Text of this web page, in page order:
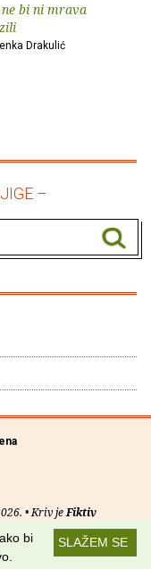
bi ni mrava
Drakulić
–
• Kriv jeFiktiv
•RSS kanaliSLAŽEM SE
bi